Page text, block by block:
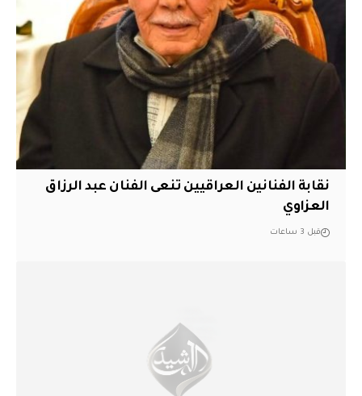
نقابة الفنانين العراقيين تنعى الفنان عبد الرزاق
العزاوي
قبل 3 ساعات